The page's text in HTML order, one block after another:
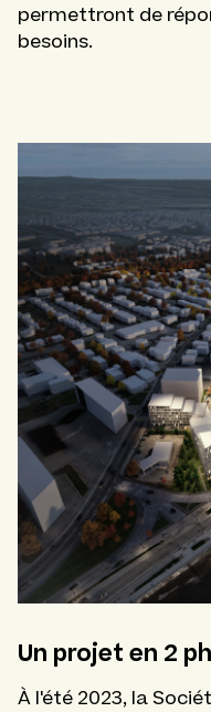
permettront de
besoins.
Un projet en 2
À l'été 2023, la